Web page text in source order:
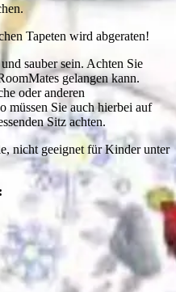
Tapeten wird abgeraten!
sauber sein. Achten Sie
gelangen kann.
oder anderen
müssen Sie auch hierbei auf
Sitz achten.
nicht geeignet für Kinder unter